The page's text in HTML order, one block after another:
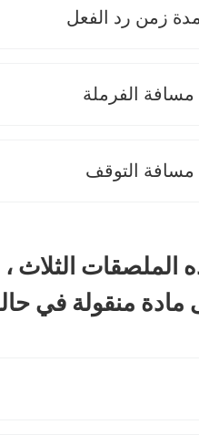
زمن رد الفعل
الفرملة
التوقف
الملصقات الثلاث
مادة منقولة في